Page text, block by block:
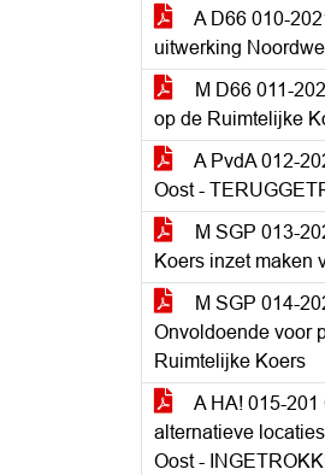
A D66 010-
uitwerking
M D66 011-
op de Ruimtelijke
A PvdA 012-
Oost -
M SGP 013-
Koers inzet maken
M SGP 014-
Onvoldoende voor
Ruimtelijke Koers
A HA! 015-201
alternatieve
Oost -